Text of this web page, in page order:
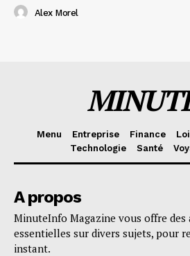
Alex Morel
Menu Entreprise Finance
Technologie
Santé
A propos
MinuteInfo Magazine vous offre
essentielles sur divers sujets, pour
instant.